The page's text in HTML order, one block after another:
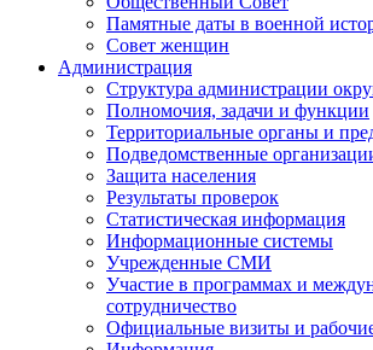
Памятные даты в военной
Совет женщин
Администрация
Структура администрации
Полномочия, задачи и функции
Территориальные органы и
Подведомственные
Защита населения
Результаты проверок
Статистическая информация
Информационные системы
Учрежденные СМИ
Участие в программах и
сотрудничество
Официальные визиты и